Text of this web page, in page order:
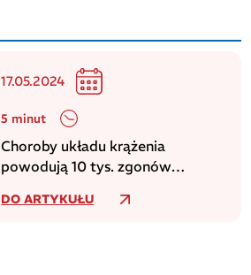
17.05.2024
5 minut
Choroby układu krążenia
powodują 10 tys. zgonów
WHO
DO ARTYKUŁU